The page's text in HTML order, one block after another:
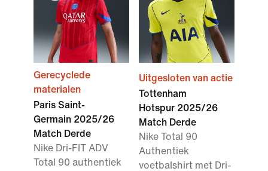
Gerecyclede
materialen
Paris Saint-
Germain 2025/26
Match Derde
Nike Dri-FIT ADV
Total 90 authentiek
Uitgesloten van actie
Tottenham
Hotspur 2025/26
Match Derde
Nike Total 90
Authentiek
voetbalshirt met Dri-